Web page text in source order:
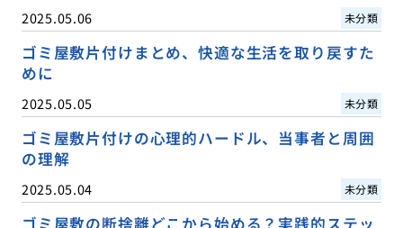
2025.05.06 未分類
ゴミ屋敷片付けまとめ、快適な生活を取り戻すた
めに
2025.05.05 未分類
ゴミ屋敷片付けの心理的ハードル、当事者と周囲
の理解
2025.05.04 未分類